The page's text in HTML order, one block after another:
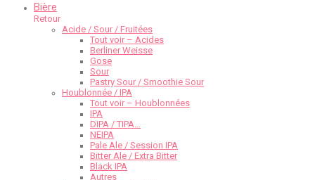
Bière
Retour
Acide / Sour / Fruitées
Tout voir – Acides
Berliner Weisse
Gose
Sour
Pastry Sour / Smoothie Sour
Houblonnée / IPA
Tout voir – Houblonnées
IPA
DIPA / TIPA…
NEIPA
Pale Ale / Session IPA
Bitter Ale / Extra Bitter
Black IPA
Autres